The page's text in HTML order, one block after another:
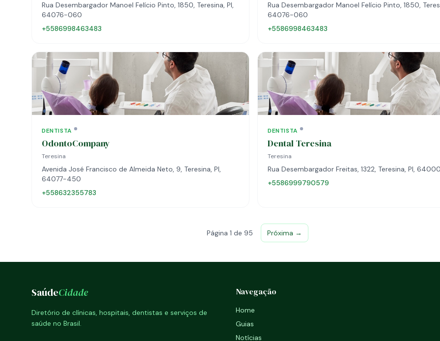
Rua Desembargador Manoel Felício Pinto, 1850, Teresina, PI,
64076-060
+5586998463483
Rua Desembargador Manoel Felício Pinto, 1850,
64076-060
+5586998463483
DENTISTA
OdontoCompany
Teresina
Avenida José Francisco de Almeida Neto, 9, Teresina, PI,
64077-450
+558632355783
DENTISTA
Dental Teresina
Teresina
Rua Desembargador Freitas, 1322, Teresina, PI,
+5586999790579
Página 1 de 95 Próxima →
SaúdeCidade
Diretório de clínicas, hospitais, dentistas e serviços de
saúde no Brasil.
Navegação
Home
Guias
Notícias